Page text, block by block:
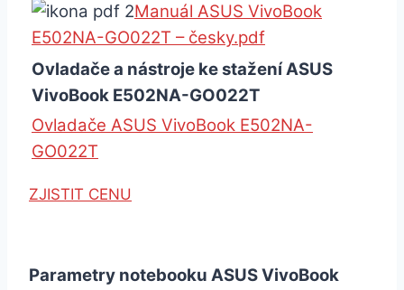
Manuál ASUS VivoBook
E502NA-GO022T – česky.pdf
Ovladače a nástroje ke stažení ASUS
VivoBook E502NA-GO022T
Ovladače ASUS VivoBook E502NA-
GO022T
ZJISTIT CENU
Parametry notebooku ASUS VivoBook